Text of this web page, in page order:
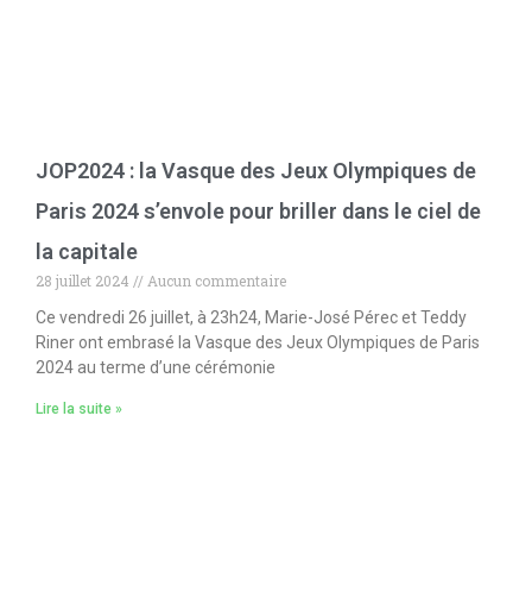
JOP2024 : la Vasque des Jeux Olympiques de
Paris 2024 s’envole pour briller dans le ciel de
la capitale
28 juillet 2024
Aucun commentaire
Ce vendredi 26 juillet, à 23h24, Marie-José Pérec et Teddy
Riner ont embrasé la Vasque des Jeux Olympiques de Paris
2024 au terme d’une cérémonie
Lire la suite »